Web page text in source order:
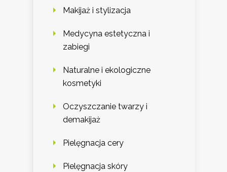
Makijaż i stylizacja
Medycyna estetyczna i
zabiegi
Naturalne i ekologiczne
kosmetyki
Oczyszczanie twarzy i
demakijaż
Pielęgnacja cery
Pielęgnacja skóry